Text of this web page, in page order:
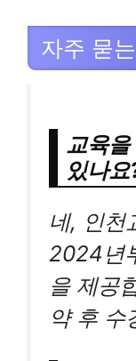
자주 묻
교육
있나요
네, 인천
2024년
을 제공
약 후 수